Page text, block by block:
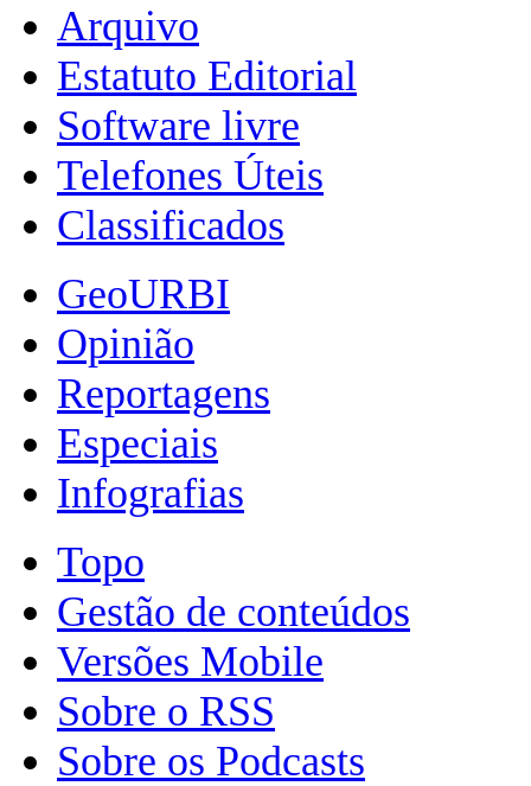
Arquivo
Estatuto Editorial
Software livre
Telefones Úteis
Classificados
GeoURBI
Opinião
Reportagens
Especiais
Infografias
Topo
Gestão de conteúdos
Versões Mobile
Sobre o RSS
Sobre os Podcasts